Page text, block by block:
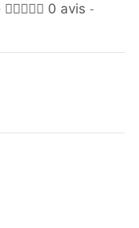
0 avis -